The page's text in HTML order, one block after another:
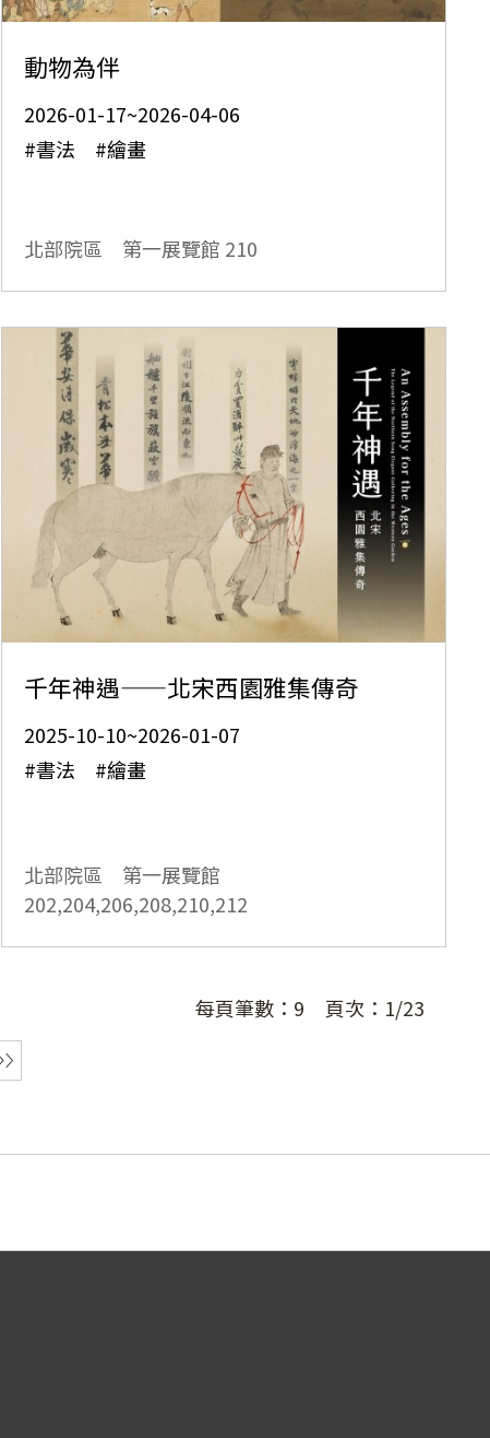
動物為伴
2026-01-17~2026-04-06
#書法 #繪畫
北部院區 第一展覽館 210
千年神遇——北宋西園雅集傳奇
2025-10-10~2026-01-07
#書法 #繪畫
北部院區 第一展覽館
202,204,206,208,210,212
每頁筆數： 9 頁次： 1/23